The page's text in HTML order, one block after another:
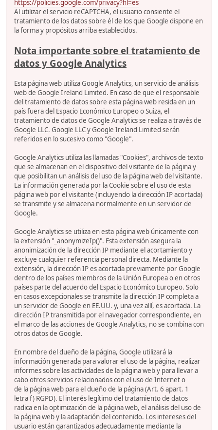
https://policies.google.com/privacy?hl=es
Al utilizar el servicio reCAPTCHA, el usuario consiente el
tratamiento de los datos sobre él de los que Google dispone en
la forma y propósitos arriba establecidos.
Nota importante sobre el tratamiento de
datos y Google Analytics
Esta página web utiliza Google Analytics, un servicio de análisis
web de Google Ireland Limited. En caso de que el responsable
del tratamiento de datos sobre esta página web resida en un
país fuera del Espacio Económico Europeo o Suiza, el
tratamiento de datos de Google Analytics se realiza a través de
Google LLC. Google LLC y Google Ireland Limited serán
referidos en lo sucesivo como "Google".
Google Analytics utiliza las llamadas "Cookies", archivos de texto
que se almacenan en el dispositivo del visitante de la página y
que posibilitan un análisis del uso de la página web del visitante.
La información generada por la Cookie sobre el uso de esta
página web por el visitante (incluyendo la dirección IP acortada)
se transmite y se almacena normalmente en un servidor de
Google.
Google Analytics se utiliza en esta página web únicamente con
la extensión "_anonymizeIp()". Esta extensión asegura la
anonimización de la dirección IP mediante el acortamiento y
excluye cualquier referencia personal directa. Mediante la
extensión, la dirección IP es acortada previamente por Google
dentro de los países miembros de la Unión Europea o en otros
países parte del acuerdo del Espacio Económico Europeo. Solo
en casos excepcionales se transmite la dirección IP completa a
un servidor de Google en EE.UU. y, una vez allí, es acortada. La
dirección IP transmitida por el navegador correspondiente, en
el marco de las acciones de Google Analytics, no se combina con
otros datos de Google.
En nombre del dueño de la página, Google utilizará la
información generada para valorar el uso de la página, realizar
informes sobre las actividades de la página web y para llevar a
cabo otros servicios relacionados con el uso de Internet o
de la página web para el dueño de la página (Art. 6 apart. 1
letra f) RGPD). El interés legítimo del tratamiento de datos
radica en la optimización de la página web, el análisis del uso de
la página web y la adaptación del contenido. Los intereses del
usuario están garantizados adecuadamente mediante la